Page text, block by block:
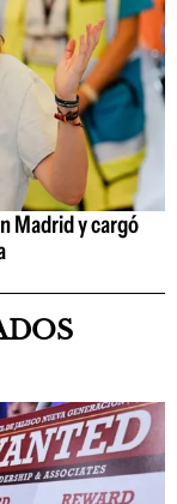
Madrid y cargó